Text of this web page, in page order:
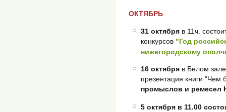
ОКТЯБРЬ
31 октября в 11ч.
конкурсов "Год
нижегородскому
16 октября в Белом
презентация книги "Чем
промыслов и ремесел
5 октября в 11.00